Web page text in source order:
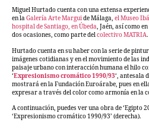
Miguel Hurtado cuenta con una extensa
en laGalería Arte Marguide Málaga, el Museo
hospital de Santiago, en Úbeda, Jaén, así como
dos ocasiones, como parte delcolectivo MATRIA.
Hurtado cuenta en su haber con la serie de
imágenes cotidianas y en el movimiento de las
paisaje urbano con interacción humana el hilo
‘Expresionismo cromático 1990/93‘, antesala
mostrará en la Fundación Euroárabe, pues en
expresar a través del color como armonía en la
A continuación, puedes ver una obra de ‘Egipto
‘Expresionismo cromático 1990/93’ (derecha).